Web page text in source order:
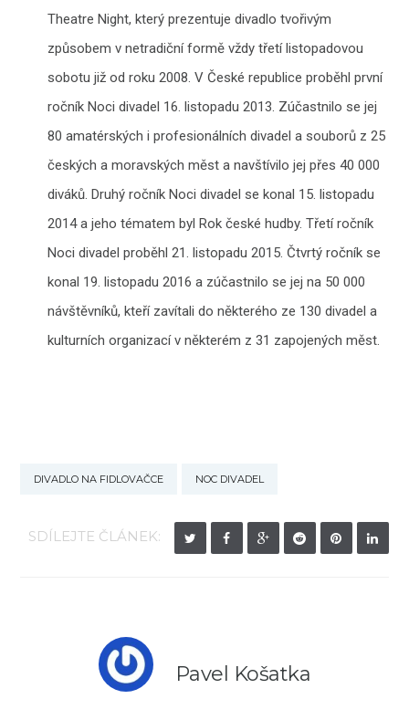
Theatre Night, který prezentuje divadlo tvořivým
způsobem v netradiční formě vždy třetí listopadovou
sobotu již od roku 2008. V České republice proběhl první
ročník Noci divadel 16. listopadu 2013. Zúčastnilo se jej
80 amatérských i profesionálních divadel a souborů z 25
českých a moravských měst a navštívilo jej přes 40 000
diváků. Druhý ročník Noci divadel se konal 15. listopadu
2014 a jeho tématem byl Rok české hudby. Třetí ročník
Noci divadel proběhl 21. listopadu 2015. Čtvrtý ročník se
konal 19. listopadu 2016 a zúčastnilo se jej na 50 000
návštěvníků, kteří zavítali do některého ze 130 divadel a
kulturních organizací v některém z 31 zapojených měst.
DIVADLO NA FIDLOVAČCE NOC DIVADEL
SDÍLEJTE ČLÁNEK:
Pavel Košatka